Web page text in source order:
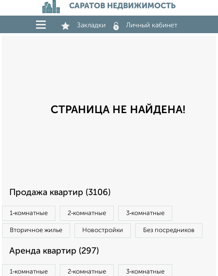
САРАТОВ НЕДВИЖИМОСТЬ
Закладки Личный кабинет
СТРАНИЦА НЕ НАЙДЕНА!
Продажа квартир (3106)
1‑комнатные 2‑комнатные 3‑комнатные
Вторичное жилье Новостройки Без посредников
Аренда квартир (297)
1‑комнатные 2‑комнатные 3‑комнатные